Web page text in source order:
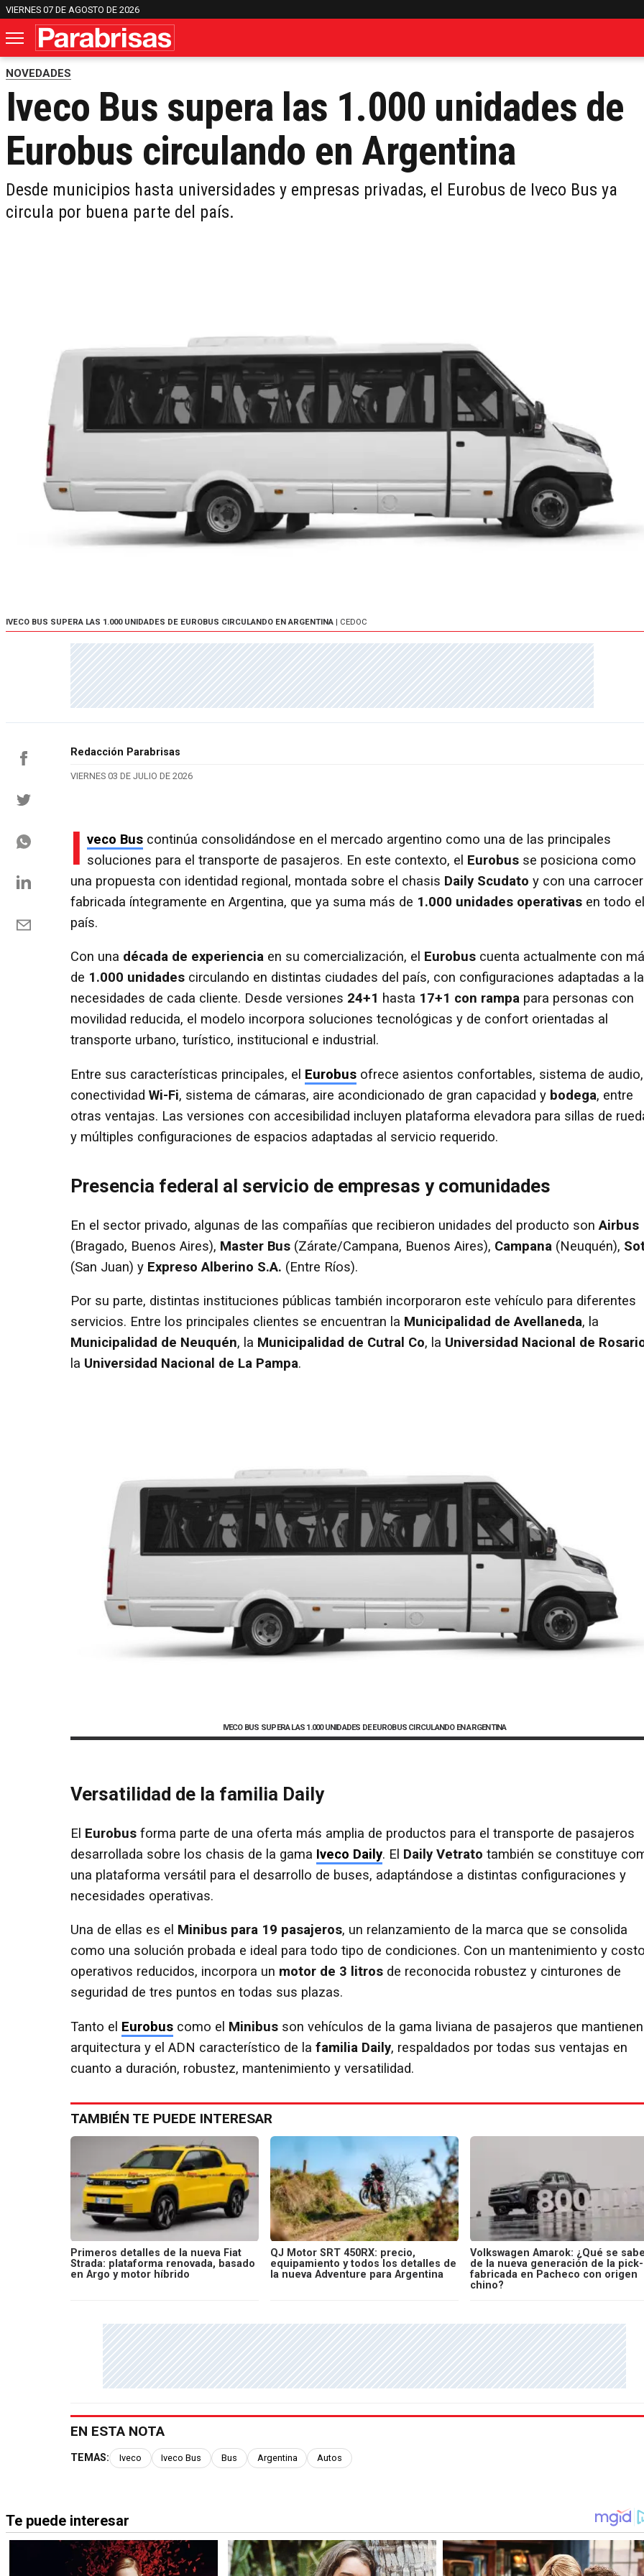
VIERNES 07 DE AGOSTO DE 2026
NOVEDADES
Iveco Bus supera las 1.000 unidades de
Eurobus circulando en Argentina
Desde municipios hasta universidades y empresas privadas, el Eurobus de Iveco Bus ya
circula por buena parte del país.
IVECO BUS SUPERA LAS 1.000 UNIDADES DE EUROBUS CIRCULANDO EN ARGENTINA | CEDOC
Redacción Parabrisas
VIERNES 03 DE JULIO DE 2026
I veco Bus continúa consolidándose en el mercado argentino como una de las principales
soluciones para el transporte de pasajeros. En este contexto, el Eurobus se posiciona como
una propuesta con identidad regional, montada sobre el chasis Daily Scudato y con una
fabricada íntegramente en Argentina, que ya suma más de 1.000 unidades operativas en todo el
país.
Con una década de experiencia en su comercialización, el Eurobus cuenta actualmente con
de 1.000 unidades circulando en distintas ciudades del país, con configuraciones adaptadas a
necesidades de cada cliente. Desde versiones 24+1 hasta 17+1 con rampa para personas con
movilidad reducida, el modelo incorpora soluciones tecnológicas y de confort orientadas al
transporte urbano, turístico, institucional e industrial.
Entre sus características principales, el Eurobus ofrece asientos confortables, sistema de audio,
conectividad Wi-Fi, sistema de cámaras, aire acondicionado de gran capacidad y bodega, entre
otras ventajas. Las versiones con accesibilidad incluyen plataforma elevadora para sillas de
y múltiples configuraciones de espacios adaptadas al servicio requerido.
Presencia federal al servicio de empresas y comunidades
En el sector privado, algunas de las compañías que recibieron unidades del producto sonAirbus
(Bragado, Buenos Aires), Master Bus (Zárate/Campana, Buenos Aires), Campana (Neuquén),
(San Juan) y Expreso Alberino S.A. (Entre Ríos).
Por su parte, distintas instituciones públicas también incorporaron este vehículo para diferentes
servicios. Entre los principales clientes se encuentran la Municipalidad de Avellaneda, la
Municipalidad de Neuquén, la Municipalidad de Cutral Co, la Universidad Nacional de
la Universidad Nacional de La Pampa.
IVECO BUS SUPERA LAS 1.000 UNIDADES DE EUROBUS CIRCULANDO EN ARGENTINA
Versatilidad de la familia Daily
El Eurobus forma parte de una oferta más amplia de productos para el transporte de pasajeros
desarrollada sobre los chasis de la gama Iveco Daily. El Daily Vetrato también se constituye
una plataforma versátil para el desarrollo de buses, adaptándose a distintas configuraciones y
necesidades operativas.
Una de ellas es el Minibus para 19 pasajeros, un relanzamiento de la marca que se consolida
como una solución probada e ideal para todo tipo de condiciones. Con un mantenimiento y
operativos reducidos, incorpora un motor de 3 litros de reconocida robustez y cinturones de
seguridad de tres puntos en todas sus plazas.
Tanto el Eurobus como el Minibus son vehículos de la gama liviana de pasajeros que
arquitectura y el ADN característico de la familia Daily, respaldados por todas sus ventajas en
cuanto a duración, robustez, mantenimiento y versatilidad.
TAMBIÉN TE PUEDE INTERESAR
Primeros detalles de la nueva Fiat
Strada: plataforma renovada, basado
en Argo y motor híbrido
QJ Motor SRT 450RX: precio,
equipamiento y todos los detalles de
la nueva Adventure para Argentina
Volkswagen Amarok: ¿Qué se
de la nueva generación de la
fabricada en Pacheco con origen
chino?
EN ESTA NOTA
TEMAS: Iveco Iveco Bus Bus Argentina Autos